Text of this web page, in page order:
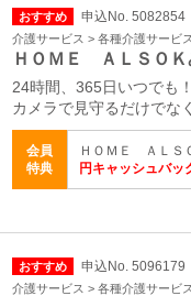
おすすめ 申込No. 5082854
介護サービス > 各種介護サービス
ＨＯＭＥ ＡＬＳＯＫ
24時間、365日いつでも！
カメラで見守るだけでな
会員
特典
ＨＯＭＥ ＡＬＳ
円キャッシュバッ
おすすめ 申込No. 5096179
介護サービス > 各種介護サービス